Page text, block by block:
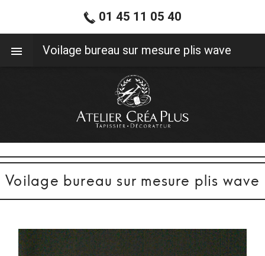
Voilage bureau sur mesure plis wave
01 45 11 05 40
Voilage bureau sur mesure plis wave